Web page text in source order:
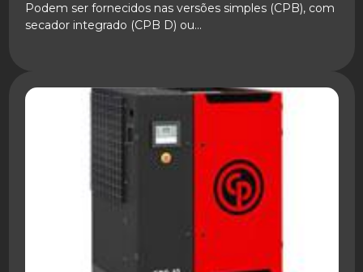
Podem ser fornecidos nas versões simples (CPB), com
secador integrado (CPB D) ou...
SAIBA MAIS